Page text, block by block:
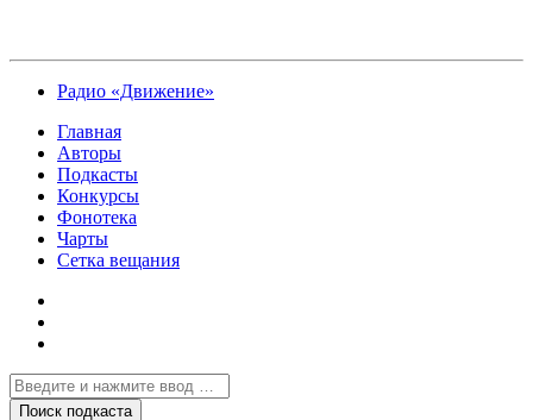
Радио «Движение»
Главная
Авторы
Подкасты
Конкурсы
Фонотека
Чарты
Сетка вещания